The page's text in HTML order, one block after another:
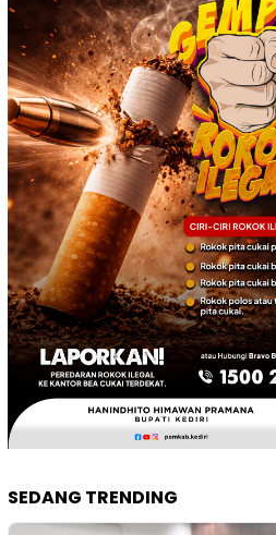
SEDANG TRENDING